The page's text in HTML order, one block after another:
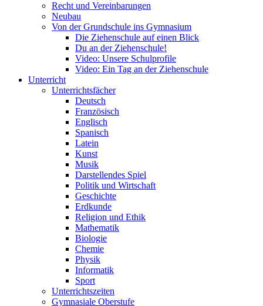
Recht und Vereinbarungen
Neubau
Von der Grundschule ins Gymnasium
Die Ziehenschule auf einen Blick
Du an der Ziehenschule!
Video: Unsere Schulprofile
Video: Ein Tag an der Ziehenschule
Unterricht
Unterrichtsfächer
Deutsch
Französisch
Englisch
Spanisch
Latein
Kunst
Musik
Darstellendes Spiel
Politik und Wirtschaft
Geschichte
Erdkunde
Religion und Ethik
Mathematik
Biologie
Chemie
Physik
Informatik
Sport
Unterrichtszeiten
Gymnasiale Oberstufe